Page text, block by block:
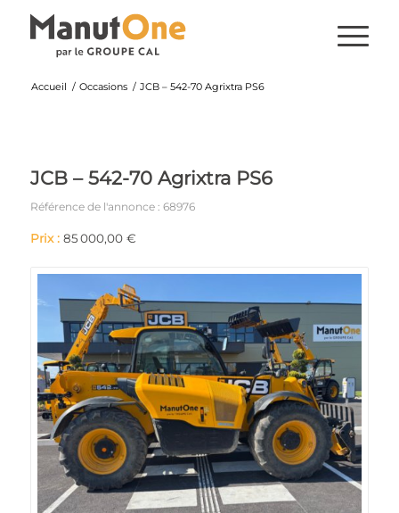
Accueil / Occasions / JCB – 542-70 Agrixtra PS6
JCB – 542-70 Agrixtra PS6
Référence de l'annonce : 68976
Prix :85 000,00 €